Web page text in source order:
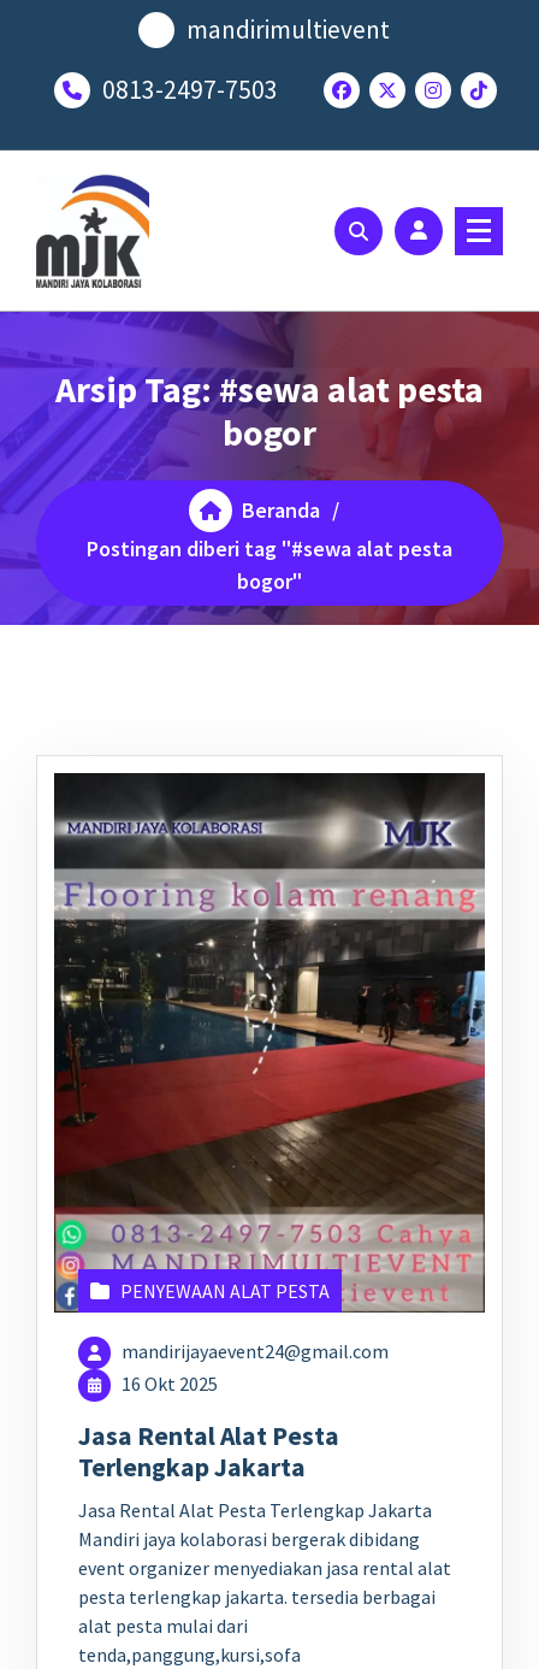
mandirimultievent
0813-2497-7503
Arsip Tag: #sewa alat pesta
bogor
Beranda /
Postingan diberi tag "#sewa alat pesta
bogor"
PENYEWAAN ALAT PESTA
mandirijayaevent24@gmail.com
16 Okt 2025
Jasa Rental Alat Pesta
Terlengkap Jakarta
Jasa Rental Alat Pesta Terlengkap Jakarta
Mandiri jaya kolaborasi bergerak dibidang
event organizer menyediakan jasa rental alat
pesta terlengkap jakarta. tersedia berbagai
alat pesta mulai dari
tenda,panggung,kursi,sofa